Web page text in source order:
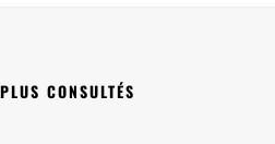
CONSULTÉS